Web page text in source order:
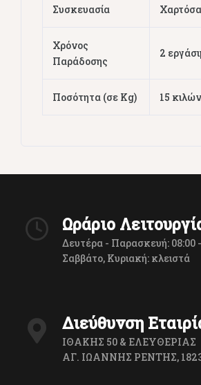
Συσκευασία
Χρόνος
Παράδοσης
2
Ποσότητα (σε Kg) 15
Ωράριο
Δευτέρα - Παρασκευή: 08:00
Σαββάτο, Κυριακή: κλειστά
Διεύθυνση
ΙΘΑΚΗΣ 50 & ΕΛΕΥΘΕΡΙΑΣ
ΑΓ. ΙΩΑΝΝΗΣ ΡΕΝΤΗΣ,